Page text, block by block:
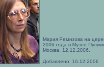
Мария Ремизова на
2006 года в Музее
Москва, 12.12.2006.
Добавлено: 16.12.2006